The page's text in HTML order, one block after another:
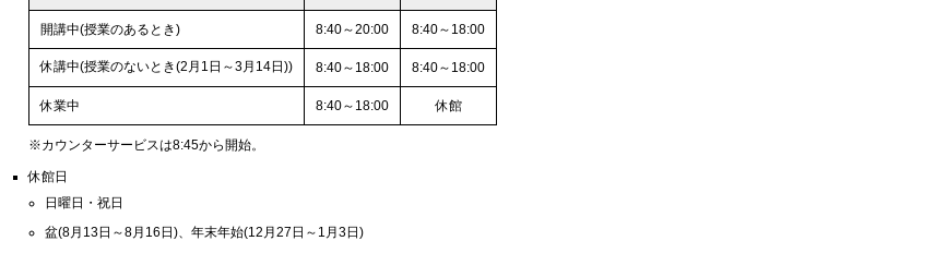
開講中(授業のあるとき) 8:40～20:00 8:40～18:00
休講中(授業のないとき(2月1日～3月14日)) 8:40～18:00 8:40～18:00
休業中 8:40～18:00 休館
※カウンターサービスは8:45から開始。
休館日
日曜日・祝日
盆(8月13日～8月16日)、年末年始(12月27日～1月3日)